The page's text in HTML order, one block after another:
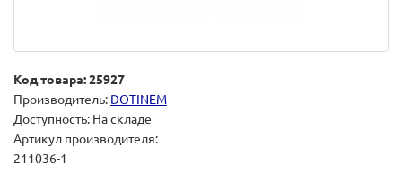
Код товара: 25927
Производитель: DOTINEM
Доступность: На складе
Артикул производителя:
211036-1